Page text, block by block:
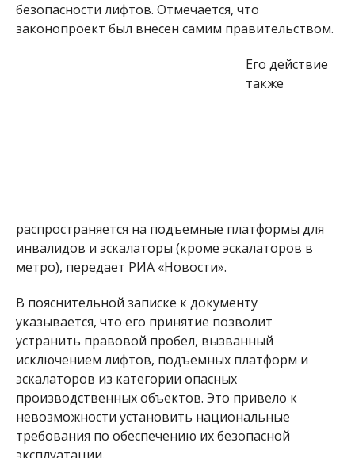
безопасности лифтов. Отмечается, что
законопроект был внесен самим правительством.
Его действие
также
распространяется на подъемные платформы для
инвалидов и эскалаторы (кроме эскалаторов в
метро), передает РИА «Новости».
В пояснительной записке к документу
указывается, что его принятие позволит
устранить правовой пробел, вызванный
исключением лифтов, подъемных платформ и
эскалаторов из категории опасных
производственных объектов. Это привело к
невозможности установить национальные
требования по обеспечению их безопасной
эксплуатации.